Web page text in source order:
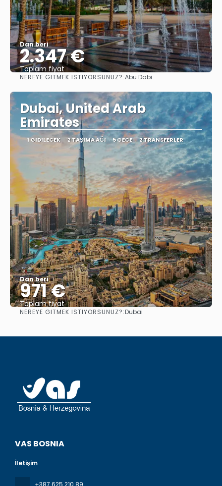
Dan beri
2.347 €
Toplam fiyat
Görüntüle
NEREYE GITMEK ISTIYORSUNUZ?:Abu Dabi
Dubai, United Arab
Emirates
1 GIDILECEK 2 TAŞIMA AĞI 5 GECE 2 TRANSFERLER
Dan beri
971 €
Toplam fiyat
Görüntüle
NEREYE GITMEK ISTIYORSUNUZ?:Dubai
VAS BOSNIA
İletişim
+387 625 210 89